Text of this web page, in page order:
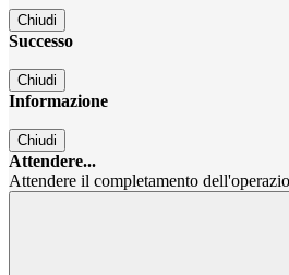
Chiudi
Successo
Chiudi
Informazione
Chiudi
Attendere...
Attendere il completamento